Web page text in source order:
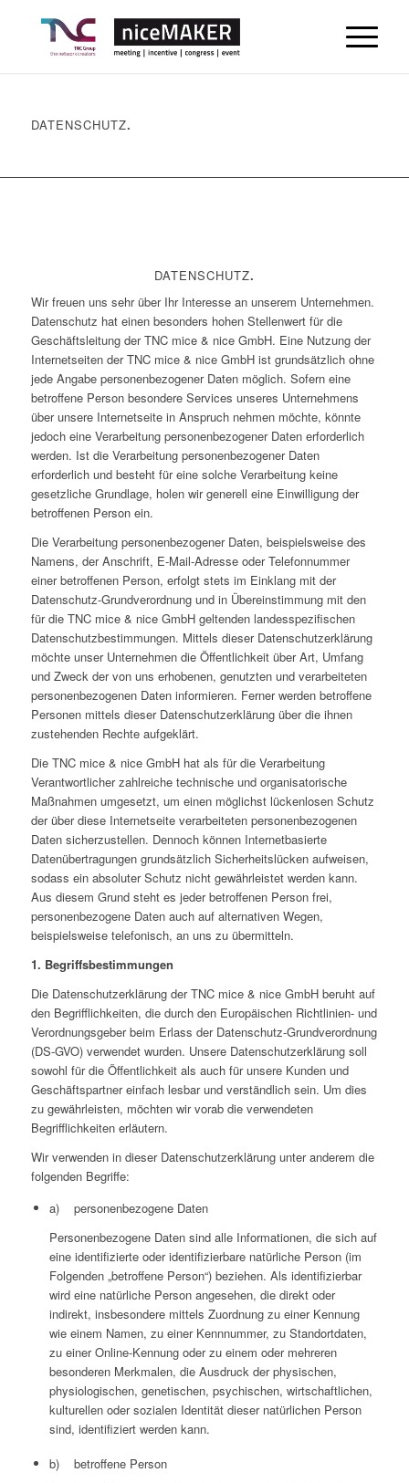
DATENSCHUTZ.
DATENSCHUTZ.
Wir freuen uns sehr über Ihr Interesse an unserem Unternehmen.
Datenschutz hat einen besonders hohen Stellenwert für die
Geschäftsleitung der TNC mice & nice GmbH. Eine Nutzung der
Internetseiten der TNC mice & nice GmbH ist grundsätzlich ohne
jede Angabe personenbezogener Daten möglich. Sofern eine
betroffene Person besondere Services unseres Unternehmens
über unsere Internetseite in Anspruch nehmen möchte, könnte
jedoch eine Verarbeitung personenbezogener Daten erforderlich
werden. Ist die Verarbeitung personenbezogener Daten
erforderlich und besteht für eine solche Verarbeitung keine
gesetzliche Grundlage, holen wir generell eine Einwilligung der
betroffenen Person ein.
Die Verarbeitung personenbezogener Daten, beispielsweise des
Namens, der Anschrift, E-Mail-Adresse oder Telefonnummer
einer betroffenen Person, erfolgt stets im Einklang mit der
Datenschutz-Grundverordnung und in Übereinstimmung mit den
für die TNC mice & nice GmbH geltenden landesspezifischen
Datenschutzbestimmungen. Mittels dieser Datenschutzerklärung
möchte unser Unternehmen die Öffentlichkeit über Art, Umfang
und Zweck der von uns erhobenen, genutzten und verarbeiteten
personenbezogenen Daten informieren. Ferner werden betroffene
Personen mittels dieser Datenschutzerklärung über die ihnen
zustehenden Rechte aufgeklärt.
Die TNC mice & nice GmbH hat als für die Verarbeitung
Verantwortlicher zahlreiche technische und organisatorische
Maßnahmen umgesetzt, um einen möglichst lückenlosen Schutz
der über diese Internetseite verarbeiteten personenbezogenen
Daten sicherzustellen. Dennoch können Internetbasierte
Datenübertragungen grundsätzlich Sicherheitslücken aufweisen,
sodass ein absoluter Schutz nicht gewährleistet werden kann.
Aus diesem Grund steht es jeder betroffenen Person frei,
personenbezogene Daten auch auf alternativen Wegen,
beispielsweise telefonisch, an uns zu übermitteln.
1. Begriffsbestimmungen
Die Datenschutzerklärung der TNC mice & nice GmbH beruht auf
den Begrifflichkeiten, die durch den Europäischen Richtlinien- und
Verordnungsgeber beim Erlass der Datenschutz-Grundverordnung
(DS-GVO) verwendet wurden. Unsere Datenschutzerklärung soll
sowohl für die Öffentlichkeit als auch für unsere Kunden und
Geschäftspartner einfach lesbar und verständlich sein. Um dies
zu gewährleisten, möchten wir vorab die verwendeten
Begrifflichkeiten erläutern.
Wir verwenden in dieser Datenschutzerklärung unter anderem die
folgenden Begriffe:
a) personenbezogene Daten
Personenbezogene Daten sind alle Informationen, die sich auf
eine identifizierte oder identifizierbare natürliche Person (im
Folgenden „betroffene Person“) beziehen. Als identifizierbar
wird eine natürliche Person angesehen, die direkt oder
indirekt, insbesondere mittels Zuordnung zu einer Kennung
wie einem Namen, zu einer Kennnummer, zu Standortdaten,
zu einer Online-Kennung oder zu einem oder mehreren
besonderen Merkmalen, die Ausdruck der physischen,
physiologischen, genetischen, psychischen, wirtschaftlichen,
kulturellen oder sozialen Identität dieser natürlichen Person
sind, identifiziert werden kann.
b) betroffene Person